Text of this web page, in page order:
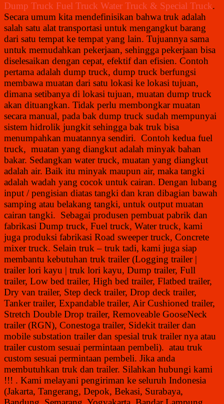
Dump Truck Fuel Truck Water Truck & Special Truck.
Secara umum kita mendefinisikan bahwa truk adalah
salah satu alat transportasi untuk mengangkut barang
dari satu tempat ke tempat yang lain. Tujuannya sama
untuk memudahkan pekerjaan, sehingga pekerjaan bisa
diselesaikan dengan cepat, efektif dan efisien. Contoh
pertama adalah dump truck, dump truck berfungsi
membawa muatan dari satu lokasi ke lokasi tujuan,
dimana setibanya di lokasi tujuan, muatan dump truck
akan dituangkan. Tidak perlu membongkar muatan
secara manual, pada bak dump truck sudah mempunyai
sistem hidrolik jungkit sehingga bak truk bisa
menumpahkan muatannya sendiri. Contoh kedua fuel
truck, muatan yang diangkut adalah minyak bahan
bakar. Sedangkan water truck, muatan yang diangkut
adalah air. Baik itu minyak maupun air, maka tangki
adalah wadah yang cocok untuk cairan. Dengan lubang
input / pengisian diatas tangki dan kran dibagian bawah
samping atau belakang tangki, untuk output muatan
cairan tangki. Sebagai produsen pembuat pabrik dan
fabrikasi Dump truck, Fuel truck, Water truck, kami
juga produksi fabrikasi Road sweeper truck, Concrete
mixer truck. Selain truk – truk tadi, kami juga siap
membantu kebutuhan truk trailer (Logging trailer |
trailer lori kayu | truk lori kayu, Dump trailer, Full
trailer, Low bed trailer, High bed trailer, Flatbed trailer,
Dry van trailer, Step deck trailer, Drop deck trailer,
Tanker trailer, Expandable trailer, Air Cushioned trailer,
Stretch Double Drop trailer, Removeable GooseNeck
trailer (RGN), Conestoga trailer, Sidekit trailerdan
mobile substation trailer dan spesial truk trailer nya atau
trailer custom sesuai permintaan pembeli). atau truk
custom sesuai permintaan pembeli. Jika anda
membutuhkan truk dan trailer. Silahkan hubungi kami
!!! . Kami melayani pengiriman ke seluruh Indonesia
(Jakarta, Tangerang, Depok, Bekasi, Surabaya,